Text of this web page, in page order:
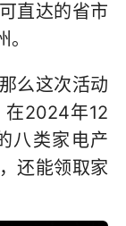
直达的省市
么这次活动
在2024年12
八类家电产
还能领取家